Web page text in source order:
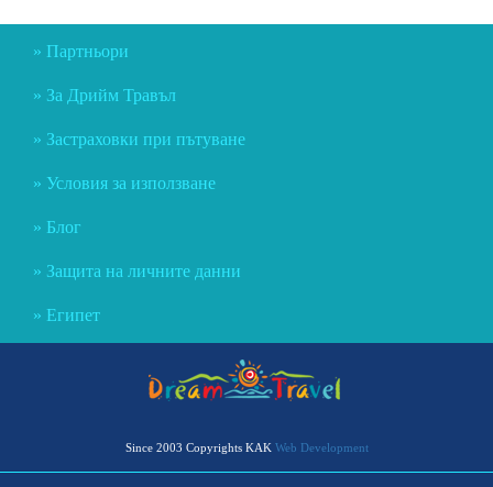
Партньори
За Дрийм Травъл
Застраховки при пътуване
Условия за използване
Блог
Защита на личните данни
Египет
Since 2003 Copyrights KAK Web Development